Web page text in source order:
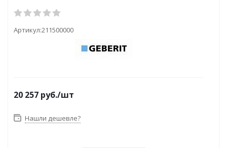
Артикул:211500000
20 257 руб./шт
Нашли дешевле?